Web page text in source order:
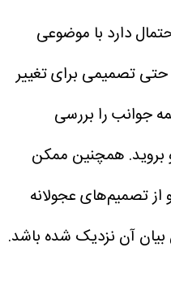
دارد با موضوعی
حتی تصمیمی برای تغییر
جوانب را بررسی
بروید. همچنین ممکن
تصمیم‌های عجولانه
بیان آن نزدیک شده باشد.